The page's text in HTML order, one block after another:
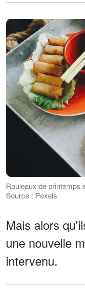
Rouleaux de printemps
Source : Pexels
Mais alors
une nouvelle
intervenu.